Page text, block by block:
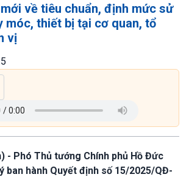
về tiêu chuẩn, định mức sử
móc, thiết bị tại cơ quan, tổ
vị
- Phó Thủ tướng Chính phủ Hồ Đức
ban hành Quyết định số 15/2025/QĐ-